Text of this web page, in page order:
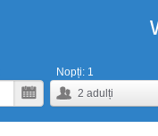
2 adulți
Nopți: 1